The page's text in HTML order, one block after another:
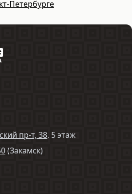
Петербурге
пр-т, 38, 5 этаж
(Закамск)